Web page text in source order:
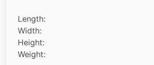
Length:
Width:
Height:
Weight: